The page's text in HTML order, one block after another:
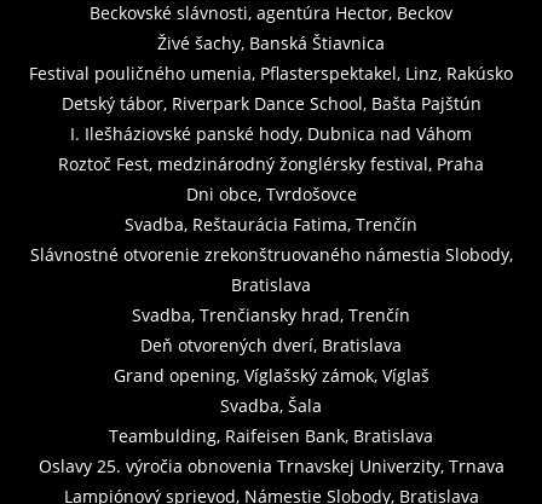
Beckovské slávnosti, agentúra Hector, Beckov
Živé šachy, Banská Štiavnica
Festival pouličného umenia, Pflasterspektakel, Linz, Rakúsko
Detský tábor, Riverpark Dance School, Bašta Pajštún
I. Ilešháziovské panské hody, Dubnica nad Váhom
Roztoč Fest, medzinárodný žonglérsky festival, Praha
Dni obce, Tvrdošovce
Svadba, Reštaurácia Fatima, Trenčín
Slávnostné otvorenie zrekonštruovaného námestia Slobody,
Bratislava
Svadba, Trenčiansky hrad, Trenčín
Deň otvorených dverí, Bratislava
Grand opening, Víglašský zámok, Víglaš
Svadba, Šala
Teambulding, Raifeisen Bank, Bratislava
Oslavy 25. výročia obnovenia Trnavskej Univerzity, Trnava
Lampiónový sprievod, Námestie Slobody, Bratislava